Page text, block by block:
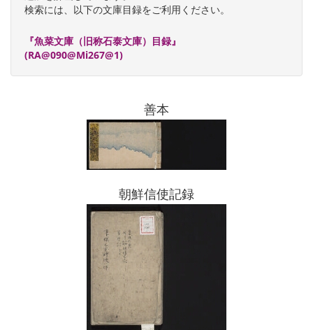
検索には、以下の文庫目録をご利用ください。
『魚菜文庫（旧称石泰文庫）目録』
(RA@090@Mi267@1)
善本
朝鮮信使記録